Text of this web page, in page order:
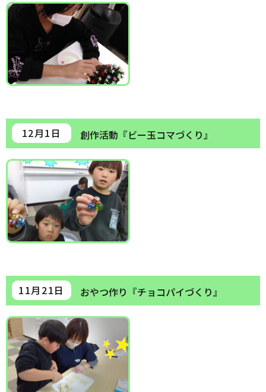
12月1日 創作活動『ビー玉コマづくり』
11月21日 おやつ作り『チョコパイづくり』